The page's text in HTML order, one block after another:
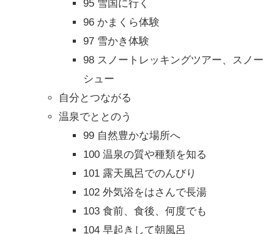
95 雪国に行く
96 かまくら体験
97 雪かき体験
98 スノートレッキングツアー、スノー
シュー
自分とつながる
温泉でととのう
99 自然豊かな場所へ
100 温泉の質や種類を知る
101 露天風呂でのんびり
102 外気浴をはさんで長湯
103 食前、食後、何度でも
104 早起きして朝風呂